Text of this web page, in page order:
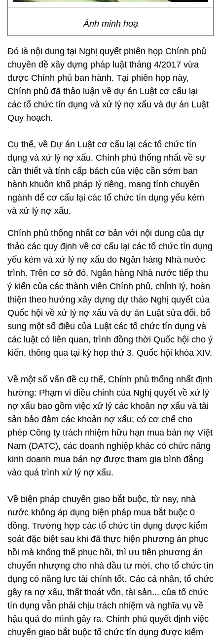
Ảnh minh hoạ
Đó là nội dung tại Nghị quyết phiên họp Chính phủ
chuyên đề xây dựng pháp luật tháng 4/2017 vừa
được Chính phủ ban hành. Tại phiên họp này,
Chính phủ đã thảo luận về dự án Luật cơ cấu lại
các tổ chức tín dụng và xử lý nợ xấu và dự án Luật
Quy hoạch.
Cụ thể, về Dự án Luật cơ cấu lại các tổ chức tín
dụng và xử lý nợ xấu, Chính phủ thống nhất về sự
cần thiết và tính cấp bách của việc cần sớm ban
hành khuôn khổ pháp lý riêng, mang tính chuyên
ngành để cơ cấu lại các tổ chức tín dụng yếu kém
và xử lý nợ xấu.
Chính phủ thống nhất cơ bản với nội dung của dự
thảo các quy định về cơ cấu lại các tổ chức tín dụng
yếu kém và xử lý nợ xấu do Ngân hàng Nhà nước
trình. Trên cơ sở đó, Ngân hàng Nhà nước tiếp thu
ý kiến của các thành viên Chính phủ, chỉnh lý, hoàn
thiện theo hướng xây dựng dự thảo Nghị quyết của
Quốc hội về xử lý nợ xấu và dự án Luật sửa đổi, bổ
sung một số điều của Luật các tổ chức tín dụng và
các luật có liên quan, trình đồng thời Quốc hội cho ý
kiến, thông qua tại kỳ họp thứ 3, Quốc hội khóa XIV.
Về một số vấn đề cụ thể, Chính phủ thống nhất định
hướng: Phạm vi điều chỉnh của Nghị quyết về xử lý
nợ xấu bao gồm việc xử lý các khoản nợ xấu và tài
sản bảo đảm các khoản nợ xấu; có cơ chế cho
phép Công ty trách nhiệm hữu hạn mua bán nợ Việt
Nam (DATC), các doanh nghiệp khác có chức năng
kinh doanh mua bán nợ được tham gia bình đẳng
vào quá trình xử lý nợ xấu.
Về biện pháp chuyển giao bắt buộc, từ nay, nhà
nước không áp dụng biện pháp mua bắt buộc 0
đồng. Trường hợp các tổ chức tín dụng được kiểm
soát đặc biệt sau khi đã thực hiện phương án phục
hồi mà không thể phục hồi, thì ưu tiên phương án
chuyển nhượng cho nhà đầu tư mới, cho tổ chức tín
dụng có năng lực tài chính tốt. Các cá nhân, tổ chức
gây ra nợ xấu, thất thoát vốn, tài sản... của tổ chức
tín dụng vẫn phải chịu trách nhiệm và nghĩa vụ về
hậu quả do mình gây ra. Chính phủ quyết định việc
chuyển giao bắt buộc tổ chức tín dụng được kiểm